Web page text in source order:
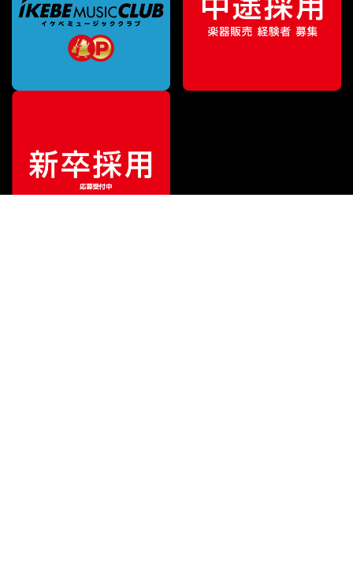
販売価格¥214,500 （税込）